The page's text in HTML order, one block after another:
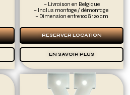
– Livraison en Belgique
– Inclus montage / démontage
– Dimension entre 100 & 120 cm
RESERVER LOCATION
EN SAVOIR PLUS